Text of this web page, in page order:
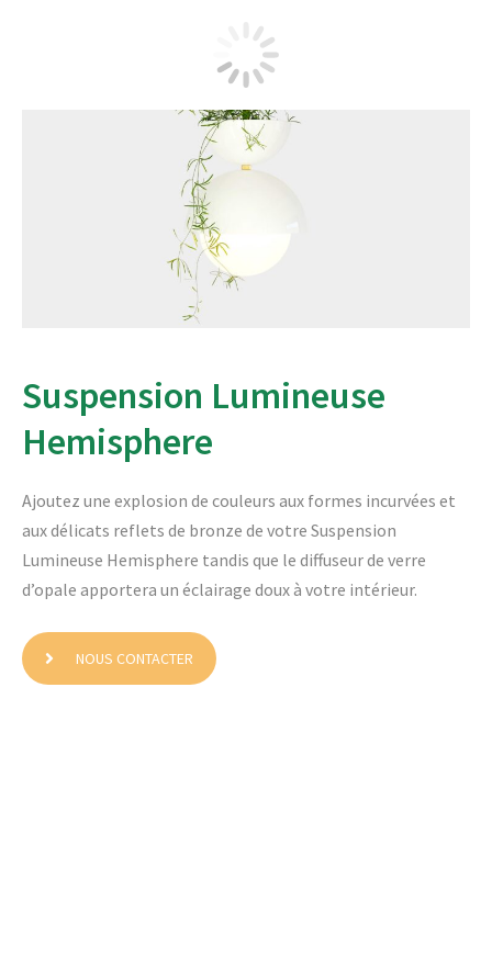
Suspension Lumineuse
Hemisphere
Ajoutez une explosion de couleurs aux formes incurvées et
aux délicats reflets de bronze de votre Suspension
Lumineuse Hemisphere tandis que le diffuseur de verre
d’opale apportera un éclairage doux à votre intérieur.
NOUS CONTACTER